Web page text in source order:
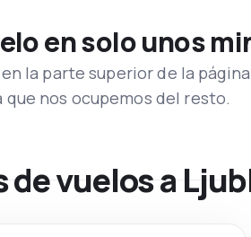
en solo unos
la parte superior de la
nos ocupemos del resto.
vuelos a